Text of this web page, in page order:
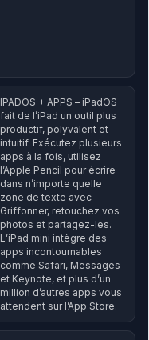
IPADOS + APPS – iPadOS
fait de l’iPad un outil plus
productif, polyvalent et
intuitif. Exécutez plusieurs
apps à la fois, utilisez
l’Apple Pencil pour écrire
dans n’importe quelle
zone de texte avec
Griffonner, retouchez vos
photos et partagez-les.
L’iPad mini intègre des
apps incontournables
comme Safari, Messages
et Keynote, et plus d’un
million d’autres apps vous
attendent sur l’App Store.